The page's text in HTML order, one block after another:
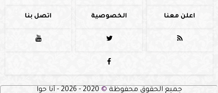
اعلن معنا الخصوصية اتصل بنا




جميع الحقوق محفوظة ©